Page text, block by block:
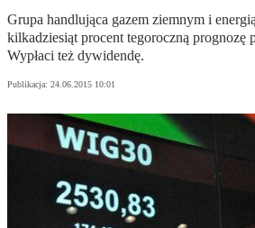
Grupa handlująca gazem ziemnym i
kilkadziesiąt procent tegoroczną prognozę
Wypłaci też dywidendę.
Publikacja: 24.06.2015 10:01